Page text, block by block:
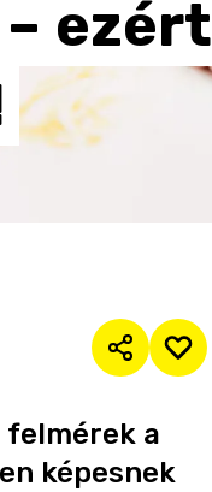
– ezért
felmérek a
képesnek